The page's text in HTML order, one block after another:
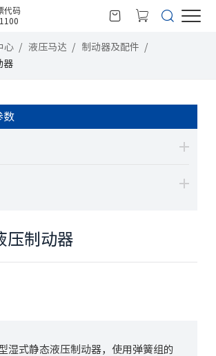
代码
心 液压马达
制动器及配件
器
数
压制动器
湿式静态液压制动器，使用弹簧组的